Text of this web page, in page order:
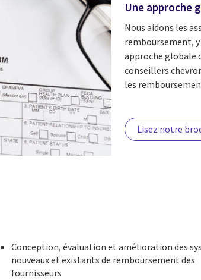
Une approche
Nous aidons les
remboursement,
approche globale
conseillers
les
Lisez notre
Conception, évaluation et amélioration des
nouveaux et existants de remboursement des
fournisseurs